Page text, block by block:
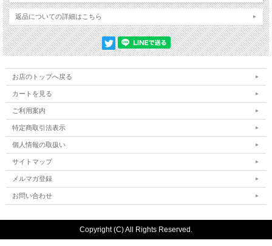
返品についての詳細はこちら
お店のトップへ戻る
カートを見る
ご利用案内
特定商取引法表示
個人情報の取扱い
サイトマップ
メルマガ登録
お問い合わせ
Copyright (C) All Rights Reserved.